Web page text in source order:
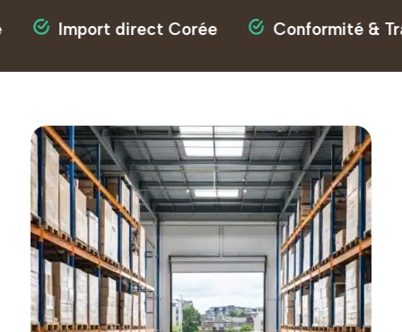
Import direct Corée Conformité &